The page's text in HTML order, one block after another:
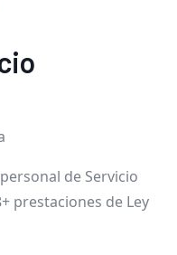
de Servicio
prestaciones de Ley